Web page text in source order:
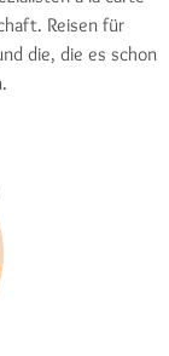
Reisen für
die, die es schon